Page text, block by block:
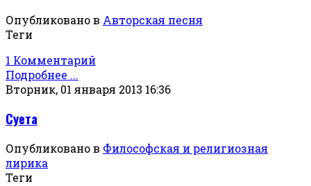
Опубликовано в Авторская песня
Теги
1 Комментарий
Подробнее ...
Вторник, 01 января 2013 16:36
Суета
Опубликовано в Философская и религиозная
лирика
Теги